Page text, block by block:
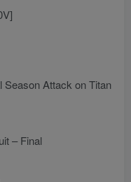
Attack on Titan
– Final